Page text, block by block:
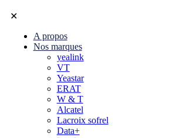
✕
A propos
Nos marques
yealink
VT
Yeastar
ERAT
W & T
Alcatel
Lacroix sofrel
Data+